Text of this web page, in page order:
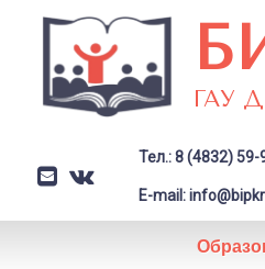
содержимому
ГАУ
E-mail
VK Заголовок
Тел.: 8 (4832) 59-
E-mail: